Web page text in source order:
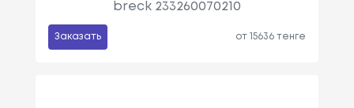
breck 233260070210
Заказать от 15636 тенге